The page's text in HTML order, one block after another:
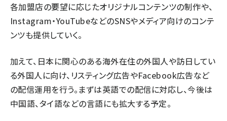
各加盟店の要望に応じたオリジナルコンテンツの制作や、
Instagram・YouTubeなどのSNSやメディア向けのコンテ
ンツも提供していく。
加えて、日本に関心のある海外在住の外国人や訪日してい
る外国人に向け、リスティング広告やFacebook広告など
の配信運用を行う。まずは英語での配信に対応し、今後は
中国語、タイ語などの言語にも拡大する予定。